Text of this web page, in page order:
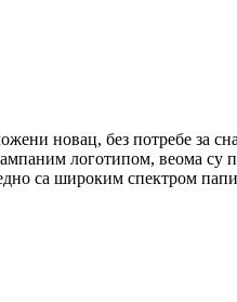
новац, без потребе за
логотипом, веома
са широким спектром